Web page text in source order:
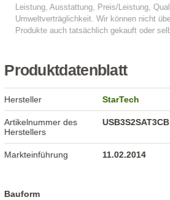
Produktdatenblatt
Hersteller StarTech
Artikelnummer des
Herstellers
USB3S2SAT3CB
Markteinführung 11.02.2014
Bauform